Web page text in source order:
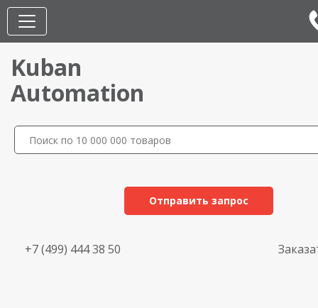
Kuban
Automation
Отправить запрос
+7 (499) 444 38 50